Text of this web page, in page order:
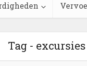
Tag -